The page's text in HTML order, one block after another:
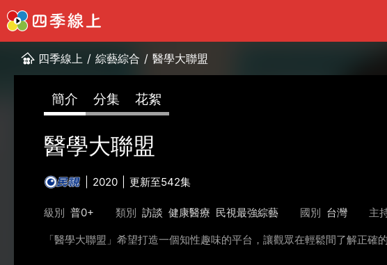
四季線上 / 綜藝綜合 / 醫學大聯盟
簡介 分集 花絮
醫學大聯盟
2020 更新至542集
級別 普0+ 類別 訪談 健康醫療 民視最強綜藝 國別 台灣 主
「醫學大聯盟」希望打造一個知性趣味的平台，讓觀眾在輕鬆間了解正確